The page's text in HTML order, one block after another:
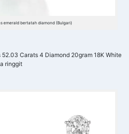
emerald bertatah diamond (Bulgari)
Carats 4 Diamond 20gram 18K White
ringgit